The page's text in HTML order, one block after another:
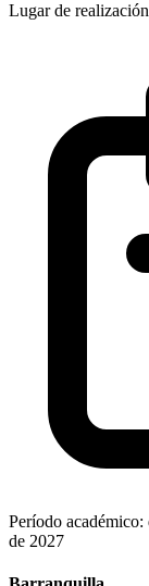
Lugar de
Período
de 2027